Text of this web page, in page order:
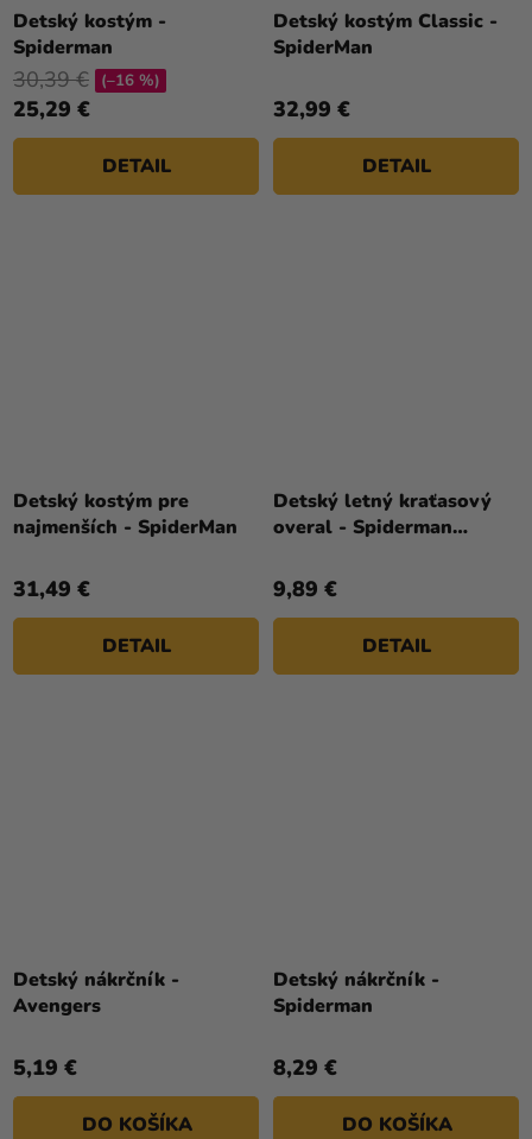
Detský kostým -
Spiderman
25,29 €
30,39 € (–16 %)
DETAIL
Detský kostým Classic -
SpiderMan
32,99 €
DETAIL
Detský kostým pre
najmenších - SpiderMan
31,49 €
DETAIL
Detský letný kraťasový
overal - Spiderman
9,89 €
DETAIL
Detský nákrčník -
Avengers
5,19 €
DO KOŠÍKA
Detský nákrčník -
Spiderman
8,29 €
DO KOŠÍKA